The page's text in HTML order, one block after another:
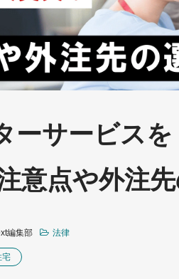
ーサービス
意点や外注
編集部 法律
宅